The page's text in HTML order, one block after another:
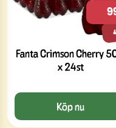
Fanta Crimson Cherry
x 24st
Köp nu